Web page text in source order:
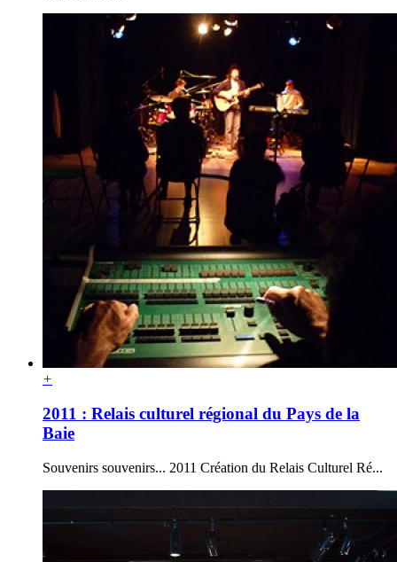
+
2011 : Relais culturel régional du Pays de la
Baie
Souvenirs souvenirs... 2011 Création du Relais Culturel Ré...